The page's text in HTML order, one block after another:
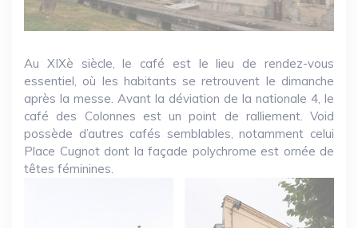
Au XIXè siècle, le café est le lieu de rendez-vous
essentiel, où les habitants se retrouvent le dimanche
après la messe. Avant la déviation de la nationale 4, le
café des Colonnes est un point de ralliement. Void
possède d’autres cafés semblables, notamment celui
Place Cugnot dont la façade polychrome est ornée de
têtes féminines.